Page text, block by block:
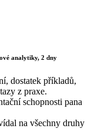
analytiky, 2 dny
dostatek příkladů,
z praxe.
schopnosti pana
na všechny druhy